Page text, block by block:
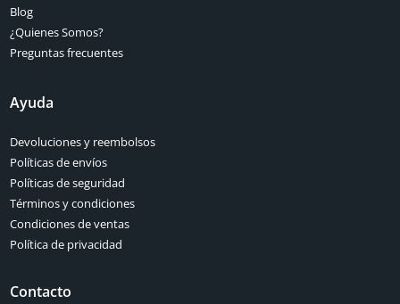
Blog
¿Quienes Somos?
Preguntas frecuentes
Ayuda
Devoluciones y reembolsos
Políticas de envíos
Políticas de seguridad
Términos y condiciones
Condiciones de ventas
Política de privacidad
Contacto